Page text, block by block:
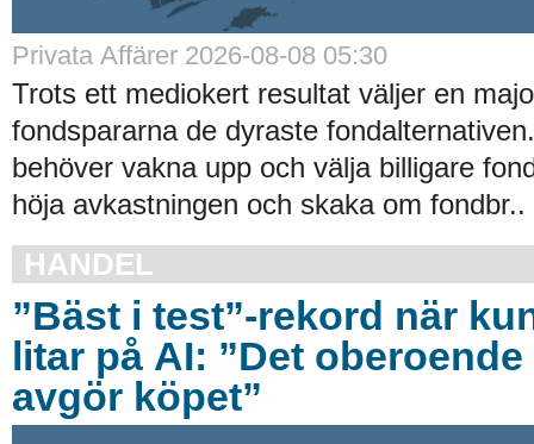
Privata Affärer 2026-08-08 05:30
Trots ett mediokert resultat väljer en
fondspararna de dyraste
behöver vakna upp och välja billigare
höja avkastningen och skaka om fondbr..
HANDEL
”Bäst i test”-rekord när
litar på AI: ”Det
avgör köpet”